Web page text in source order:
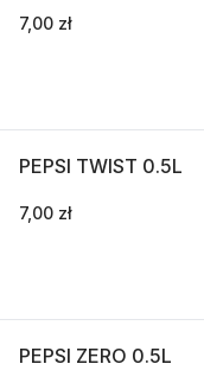
7,00 zł
PEPSI TWIST 0.5L
7,00 zł
PEPSI ZERO 0.5L